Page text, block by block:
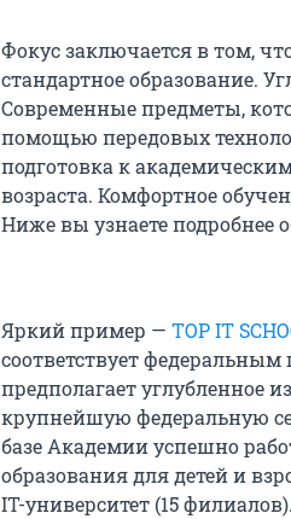
Фокус заключается в том,
стандартное образование.
Современные предметы,
помощью передовых
подготовка к
возраста. Комфортное
Ниже вы узнаете подробнее
Яркий пример — TOP IT
соответствует
предполагает углубленное
крупнейшую федеральную
базе Академии успешно
образования для детей и
IT-университет (15